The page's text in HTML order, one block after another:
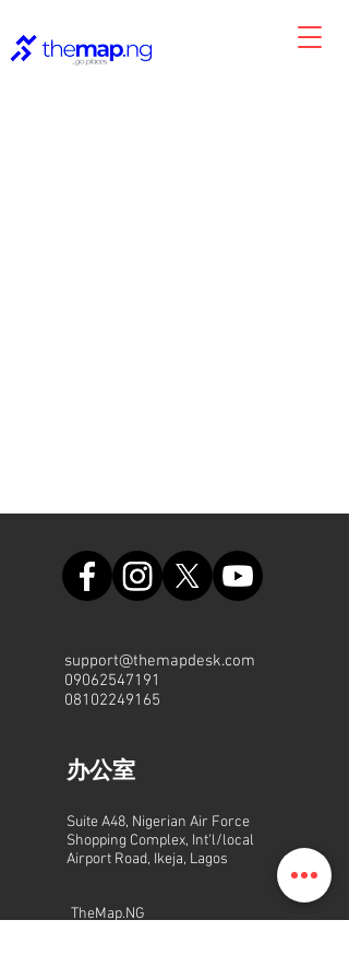
support@themapdesk.com
09062547191
08102249165
办公室
Suite A48, Nigerian Air Force
Shopping Complex, Int'l/local
Airport Road, Ikeja, Lagos
TheMap.NG